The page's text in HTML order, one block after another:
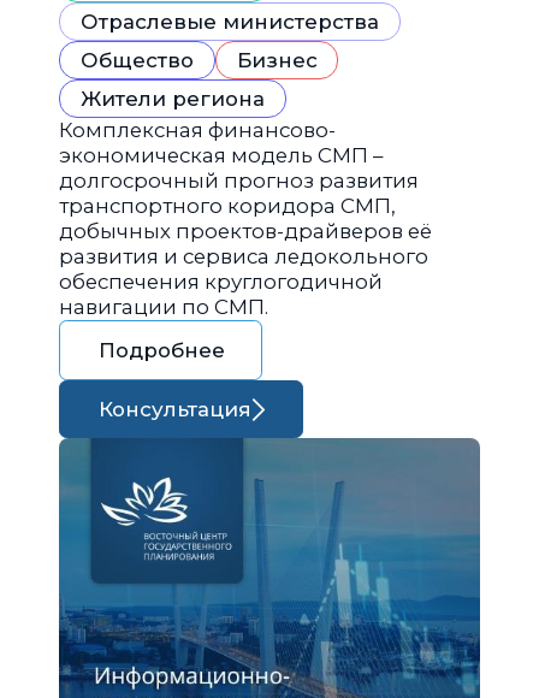
Отраслевые министерства
Общество
Бизнес
Жители региона
Комплексная финансово-
экономическая модель СМП –
долгосрочный прогноз развития
транспортного коридора СМП,
добычных проектов-драйверов её
развития и сервиса ледокольного
обеспечения круглогодичной
навигации по СМП.
Подробнее
Консультация